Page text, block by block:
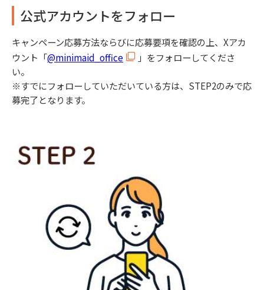
公式アカウントをフォロー
キャンペーン応募方法ならびに応募要項を確認の上、Xアカ
ウント「@minimaid_office
」をフォローしてくださ
い。
※すでにフォローしていただいている方は、STEP2のみで応
募完了となります。